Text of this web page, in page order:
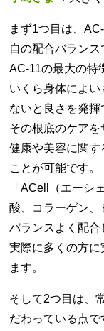
まず1つ目は、
自の配合バランス
AC-11の最大の特
いくら身体によ
ないと良さを発揮
その根底のケアを
健康や美容に関
ことが可能です。
「ACell（エーシ
酸、コラーゲン、
バランスよく配合
実際に多くの方に
ます。
そして2つ目は、
だわっている点で